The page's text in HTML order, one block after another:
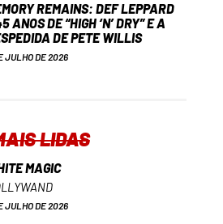
REMAINS: DEF LEPPARD
ANOS DE “HIGH ‘N’ DRY” E A
DE PETE WILLIS
JULHO DE 2026
LIDAS
MAGIC
JULHO DE 2026